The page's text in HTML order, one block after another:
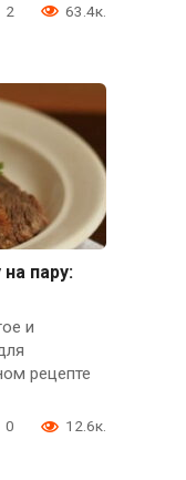
2 63.4к.
пару:
и
рецепте
0 12.6к.